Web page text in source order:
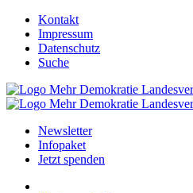
Kontakt
Impressum
Datenschutz
Suche
Newsletter
Infopaket
Jetzt spenden